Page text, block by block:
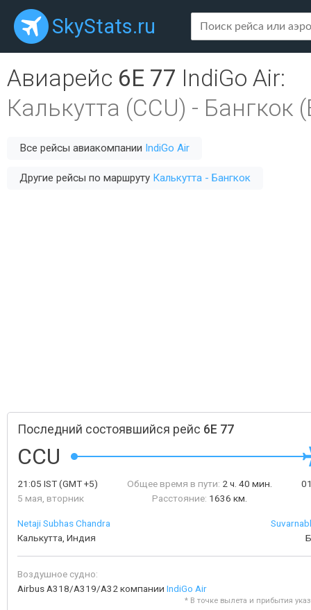
SkyStats.ru
Авиарейс 6E 77 IndiGo Air:
Калькутта (CCU) - Бангкок
Все рейсы авиакомпании IndiGo Air
Другие рейсы по маршруту Калькутта - Бангкок
Последний состоявшийся рейс 6E 77
CCU
21:05 IST(GMT +5)
5 мая, вторник
Общее время в пути: 2 ч. 40 мин.
Расстояние: 1636 км.
Netaji Subhas Chandra
Калькутта, Индия
Воздушное судно:
Airbus A318/A319/A32 компании IndiGo Air
* В точке вылета и прибытия